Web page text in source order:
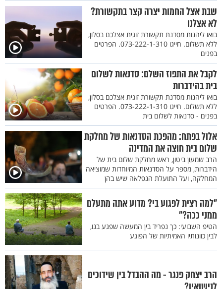
שבת אצל החמות יצרה קצר בתקשורת?
לא אצלנו
בואו ליהנות מסדנת תקשורת זוגית אצלכם בסלון,
ללא תשלום. חייגו 073-222-1-310. הפרטים
בפנים
לקבל את התפוז השלם: סדנאות לשלום
בית בהידברות
בואו ליהנות מסדנת תקשורת זוגית אצלכם בסלון,
ללא תשלום. חייגו 073-222-1-310. הפרטים
בפנים - סדנאות לשלום בית
אלול בפתח: מהפכת הסדנאות של מחלקת
שלום בית חוצה את המדינה
הרב שמעון ביטון, ראש מחלקת שלום בית של
הידברות, מספר על הסדנאות המיוחדות שמוציאה
המחלקה, ועל התועלת הנפלאה שיש בהן
"למה רצית לפגוע בי? מדוע אתה מתעלם
ממני ככה?"
הטיפ השבועי: כך נפריד בין המעשה שפגע בנו,
לבין כוונותיו האמיתיות של הפוגע
הרב יצחק פנגר - מה ההבדל בין שידוכים